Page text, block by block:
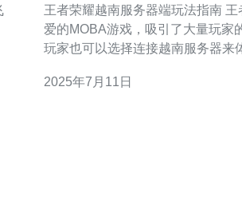
王者荣耀越南服务器端玩法指南 王者荣耀作为一款备受喜
爱的MOBA游戏，吸引了大量玩家
玩家也可以选择连接越南服务器来
享受游戏。 连接越南服务器后，您可以体验到与其他服务
2025年7月11日